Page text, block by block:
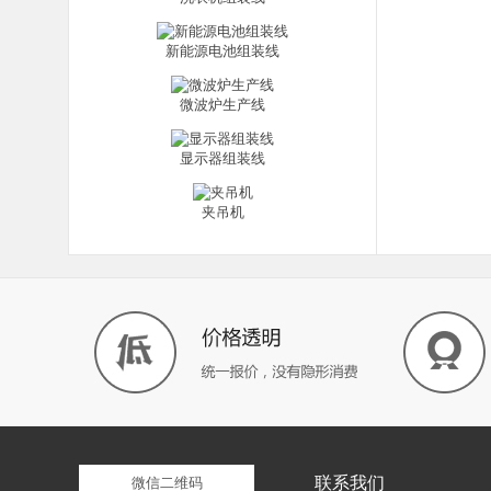
新能源电池组装线
微波炉生产线
显示器组装线
夹吊机
微信二维码 联系我们